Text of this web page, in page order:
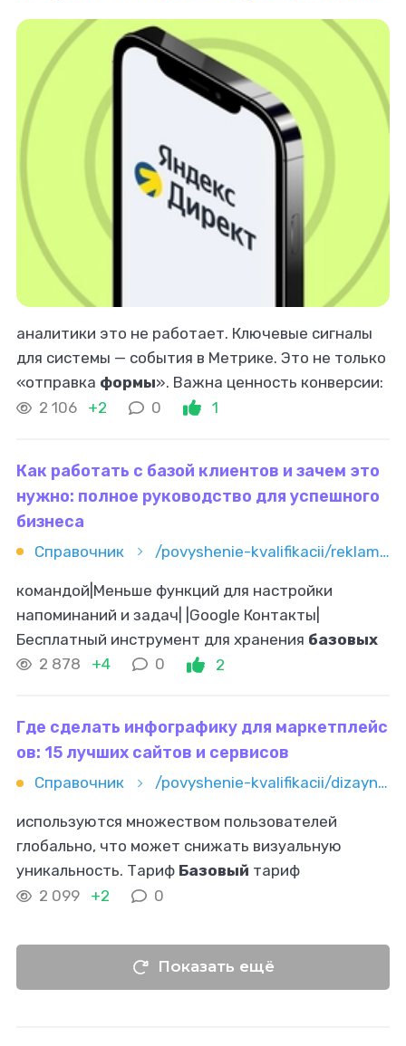
аналитики это не работает. Ключевые сигналы
для системы — события в Метрике. Это не только
«отправка формы». Важна ценность конверсии:
покупка, заявка с нужным чеком, повторный
2 106 +2 0 1
Как работать с базой клиентов и зачем это
нужно: полное руководство для успешного
бизнеса
Справочник /povyshenie-kvalifikacii/reklama-i-marketing/kak-rabotat-s-bazoy-klientov-i-zachem-eto-nujno-polnoe-rukovodst
командой|Меньше функций для настройки
напоминаний и задач| |Google Контакты|
Бесплатный инструмент для хранения базовых
данных|Ограниченные возможности
2 878 +4 0 2
Где сделать инфографику для маркетплейс
ов: 15 лучших сайтов и сервисов
Справочник /povyshenie-kvalifikacii/dizayn/gde-sdelat-infografiku-dlya-marketpleysov-15-luchshih-saytov-i-s
используются множеством пользователей
глобально, что может снижать визуальную
уникальность. Тариф Базовый тариф
предоставляется без оплаты с ограниченным
месяц
2 099 +2 0
Показать ещё